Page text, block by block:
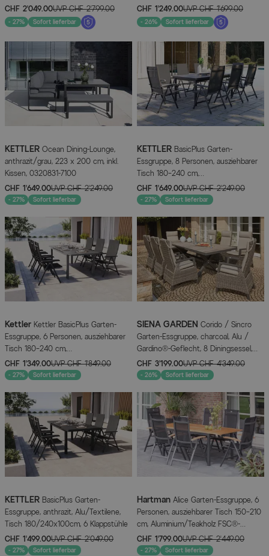
anthrazit/Rope
CHF 2’049.00UVPCHF 2’799.00
- 27% Sofort lieferbar
CHF 1’249.00UVPCHF 1’699.00
- 26% Sofort lieferbar
KETTLER Ocean Dining-Lounge,
anthrazit/grau, 223 x 200 cm, inkl.
Kissen, 0320831-7100
CHF 1’649.00UVPCHF 2’249.00
- 27% Sofort lieferbar
KETTLER BasicPlus Garten-
Essgruppe, 8 Personen, ausziehbarer
Tisch 180–240 cm,
Aluminium/Textilene
CHF 1’649.00UVPCHF 2’249.00
- 27% Sofort lieferbar
Kettler
Essgruppe, 6 Personen, ausziehbarer
Tisch 180–240 cm,
Aluminium/Textilene
CHF 1’349.00UVPCHF 1’849.00
- 27% Sofort lieferbar
SIENA GARDEN Corido / Sincro
Garten-Essgruppe, charcoal, Alu /
Gardino®-Geflecht, 8 Diningsessel,
Ausziehtisch 200/260 x 100 cm
CHF 3’199.00UVPCHF 4’349.00
- 26% Sofort lieferbar
KETTLER BasicPlus Garten-
Essgruppe, anthrazit, Alu/Textilene,
Tisch 180/240x100cm, 6 Klappstühle
CHF 1’499.00UVPCHF 2’049.00
- 27% Sofort lieferbar
Hartman Alice Garten-Essgruppe, 6
Personen, ausziehbarer Tisch 150–210
cm, Aluminium/Teakholz FSC®-
zertifiziert
CHF 1’799.00UVPCHF 2’449.00
- 27% Sofort lieferbar